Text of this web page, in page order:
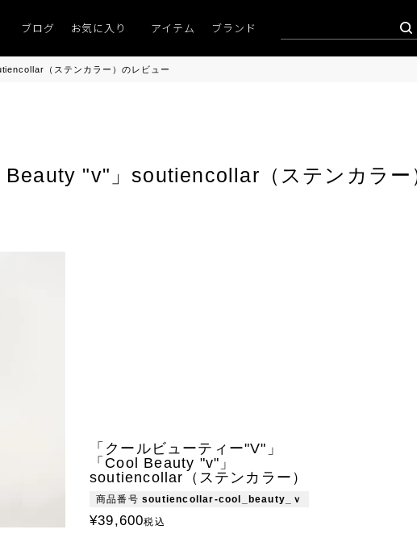
イなニット」 ポイント9％「マンスリーポイントキャンペーン」 到着｜2026AW「マガジ
ブログ お気に入り アイテム ブランド
（ステンカラー）のレビュー
Beauty "v"」soutiencollar（ステンカラー
「クールビューティー"V"」
「Cool Beauty "v"」
soutiencollar（ステンカラー）
商品番号 soutiencollar-cool_beauty_ｖ
¥39,600税込